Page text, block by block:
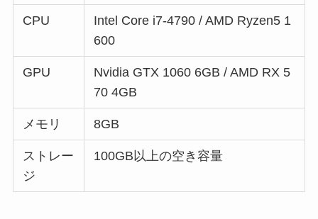
CPU
Intel Core i7-4790 / AMD Ryzen5 1
600
GPU
Nvidia GTX 1060 6GB / AMD RX 5
70 4GB
メモリ 8GB
ストレー
ジ
100GB以上の空き容量